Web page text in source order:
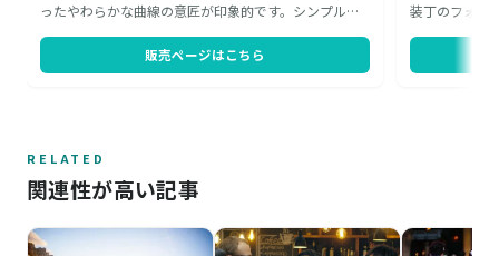
ったやわらかな曲線の意匠が印象的です。シンプルな
いを選ぶ場面でも使い勝手がよく、どんなシーンにも
なじみます。これから大人の階段を上っていく彼女
販売ページはこちら
装丁のフォト
族からのお祝
RELATED
関連性が高い記事